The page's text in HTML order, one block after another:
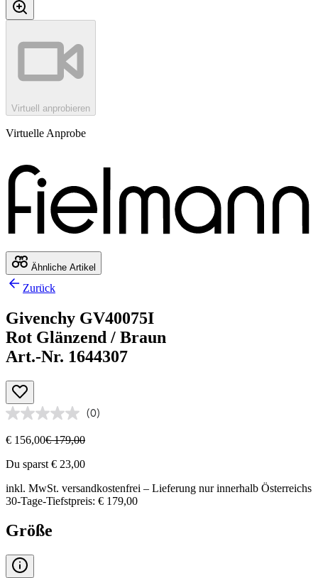
Virtuell anprobieren
Virtuelle Anprobe
Ähnliche Artikel
Zurück
Givenchy GV40075I
Rot Glänzend / Braun
Art.-Nr. 1644307
(0)
€ 156,00€ 179,00
Du sparst € 23,00
inkl. MwSt. versandkostenfrei – Lieferung nur innerhalb Österreichs
30-Tage-Tiefstpreis: € 179,00
Größe